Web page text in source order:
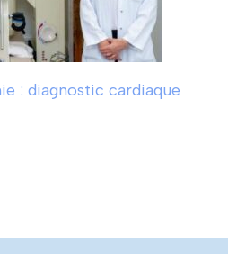
: diagnostic cardiaque